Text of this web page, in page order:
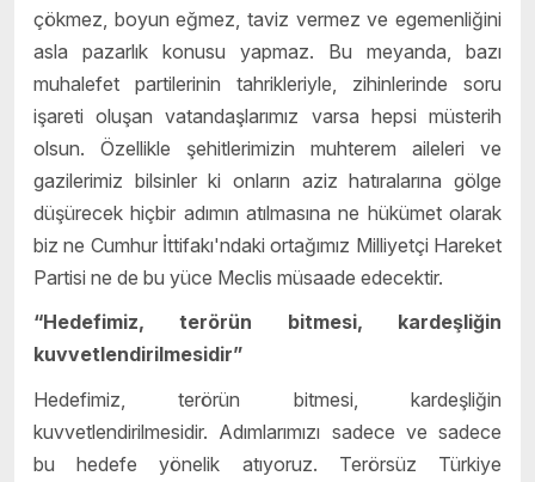
çökmez, boyun eğmez, taviz vermez ve egemenliğini
asla pazarlık konusu yapmaz. Bu meyanda, bazı
muhalefet partilerinin tahrikleriyle, zihinlerinde soru
işareti oluşan vatandaşlarımız varsa hepsi müsterih
olsun. Özellikle şehitlerimizin muhterem aileleri ve
gazilerimiz bilsinler ki onların aziz hatıralarına gölge
düşürecek hiçbir adımın atılmasına ne hükümet olarak
biz ne Cumhur İttifakı'ndaki ortağımız Milliyetçi Hareket
Partisi ne de bu yüce Meclis müsaade edecektir.
“Hedefimiz, terörün bitmesi, kardeşliğin
kuvvetlendirilmesidir”
Hedefimiz, terörün bitmesi, kardeşliğin
kuvvetlendirilmesidir. Adımlarımızı sadece ve sadece
bu hedefe yönelik atıyoruz. Terörsüz Türkiye